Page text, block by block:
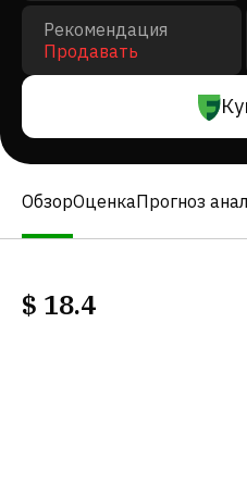
Рекомендация
Продавать
ОбзорОценкаПрогноз
$ 18.4